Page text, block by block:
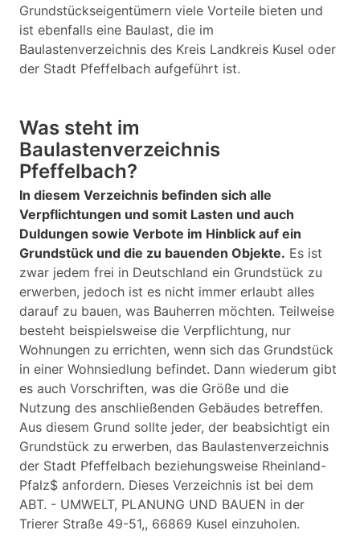
Grundstückseigentümern viele Vorteile bieten und
ist ebenfalls eine Baulast, die im
Baulastenverzeichnis des Kreis Landkreis Kusel oder
der Stadt Pfeffelbach aufgeführt ist.
Was steht im
Baulastenverzeichnis
Pfeffelbach?
In diesem Verzeichnis befinden sich alle
Verpflichtungen und somit Lasten und auch
Duldungen sowie Verbote im Hinblick auf ein
Grundstück und die zu bauenden Objekte. Es ist
zwar jedem frei in Deutschland ein Grundstück zu
erwerben, jedoch ist es nicht immer erlaubt alles
darauf zu bauen, was Bauherren möchten. Teilweise
besteht beispielsweise die Verpflichtung, nur
Wohnungen zu errichten, wenn sich das Grundstück
in einer Wohnsiedlung befindet. Dann wiederum gibt
es auch Vorschriften, was die Größe und die
Nutzung des anschließenden Gebäudes betreffen.
Aus diesem Grund sollte jeder, der beabsichtigt ein
Grundstück zu erwerben, das Baulastenverzeichnis
der Stadt Pfeffelbach beziehungsweise Rheinland-
Pfalz$ anfordern. Dieses Verzeichnis ist bei dem
ABT. - UMWELT, PLANUNG UND BAUEN in der
Trierer Straße 49-51,, 66869 Kusel einzuholen.